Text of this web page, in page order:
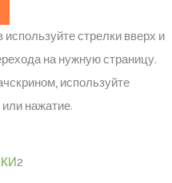
стрелки вверх и
на нужную страницу.
используйте
нажатие.
2